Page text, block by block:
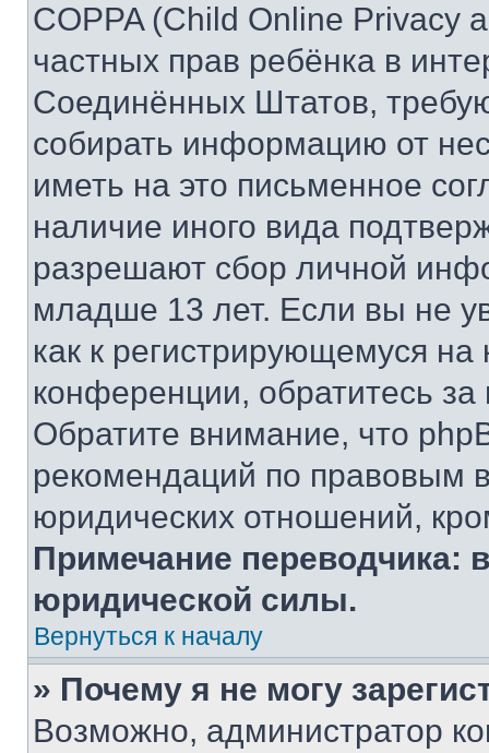
COPPA (Child Online Privacy
частных прав ребёнка в
Соединённых Штатов,
собирать информацию от
иметь на это письменное
наличие иного вида
разрешают сбор личной
младше 13 лет. Если вы не
как к регистрирующемуся
конференции, обратитесь
Обратите внимание, что
рекомендаций по правовым
юридических отношений,
Примечание переводчика:
юридической силы.
Вернуться к началу
» Почему я не могу
Возможно, администратор